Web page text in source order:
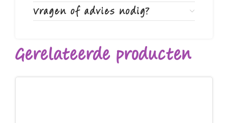
Vragen of advies nodig?
Gerelateerde producten